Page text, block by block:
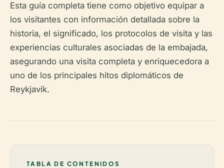
Esta guía completa tiene como objetivo equipar a
los visitantes con información detallada sobre la
historia, el significado, los protocolos de visita y las
experiencias culturales asociadas de la embajada,
asegurando una visita completa y enriquecedora a
uno de los principales hitos diplomáticos de
Reykjavík.
TABLA DE CONTENIDOS